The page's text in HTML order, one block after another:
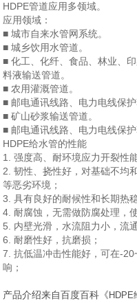
HDPE管道应用多领域。
应用领域：
■ 城市自来水管网系统。
■ 城乡饮用水管道。
■ 化工、化纤、食品、林业、
料液输送管道。
■ 农用灌溉管道。
■ 邮电通讯线路、电力电线保护
■ 矿山砂浆输送管道。
■ 邮电通讯线路、电力电线保护
HDPE给水管的性能
1. 强度高、耐环境应力开裂性
2. 韧性、挠性好，对基础不均
等恶劣环境；
3. 具有良好的耐候性和长期热
4. 耐腐蚀，无需做防腐处理，
5. 内壁光滑，水流阻力小，流
6. 耐磨性好，抗磨损 ；
7. 抗低温冲击性能好，可在-
响；
产品介绍来自百度百科《 HDPE